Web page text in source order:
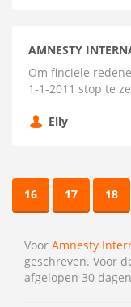
AMNESTY
Om finciele
1-1-2011 stop te
Elly
16 17 18
Voor Amnesty
geschreven. Voor
afgelopen 30